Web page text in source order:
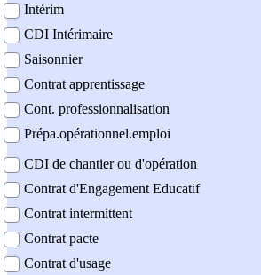
Intérim
CDI Intérimaire
Saisonnier
Contrat apprentissage
Cont. professionnalisation
Prépa.opérationnel.emploi
CDI de chantier ou d'opération
Contrat d'Engagement Educatif
Contrat intermittent
Contrat pacte
Contrat d'usage